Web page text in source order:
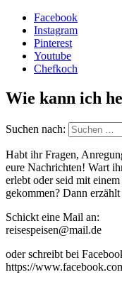
Facebook
Instagram
Pinterest
Youtube
Chefkoch
Wie kann ich
Suchen nach:
Habt ihr Fragen,
eure Nachrichten! Wart
erlebt oder seid mit
gekommen? Dann
Schickt eine Mail an:
reisespeisen@mail.de
oder schreibt bei
https://